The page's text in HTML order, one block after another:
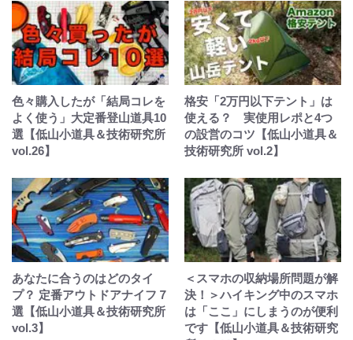
色々購入したが「結局コレを
よく使う」大定番登山道具10
選【低山小道具＆技術研究所
vol.26】
格安「2万円以下テント」は
使える？ 実使用レポと4つ
の設営のコツ【低山小道具＆
技術研究所 vol.2】
あなたに合うのはどのタイ
プ？ 定番アウトドアナイフ７
選【低山小道具＆技術研究所
vol.3】
＜スマホの収納場所問題が解
決！＞ハイキング中のスマホ
は「ここ」にしまうのが便利
です【低山小道具＆技術研究